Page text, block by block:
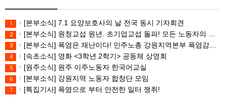
1 [본부소식] 7.1 요양보호사의 날 전국 동시 기자회견
2 [본부소식] 원청교섭 원년. 초기업교섭 돌파! 모든 노동자의 노동기본권 쟁취! 민주노총 7.15 총파업대회
3 [본부소식] 폭염은 재난이다! 민주노총 강원지역본부 폭염감시단 선포 기자회견
4 [속초소식] 영화 <3학년 2학기> 공동체 상영회
5 [원주소식] 원주 이주노동자 한국어교실
6 [본부소식] 강원지역 노동자 합창단 모임
7 [특집기사] 폭염으로 부터 안전한 일터 쟁취!